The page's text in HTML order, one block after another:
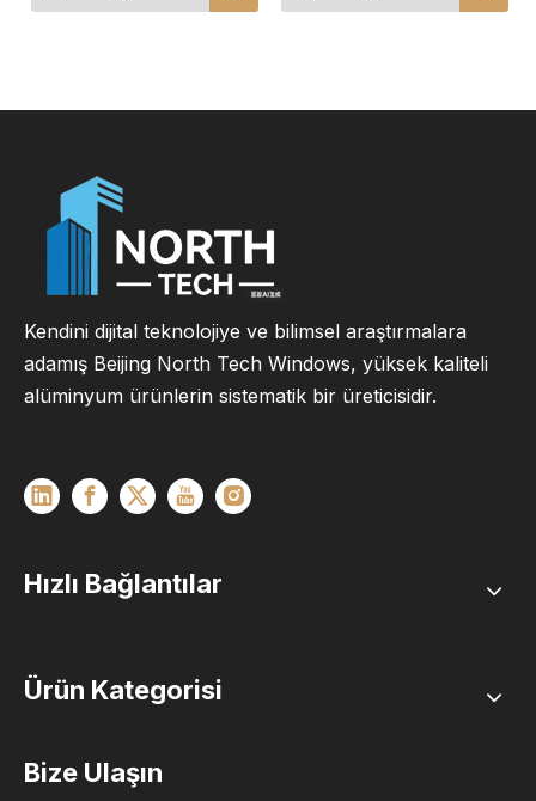
Kendini dijital teknolojiye ve bilimsel araştırmalara
adamış Beijing North Tech Windows, yüksek kaliteli
alüminyum ürünlerin sistematik bir üreticisidir.
Hızlı Bağlantılar
Ürün Kategorisi
Bize Ulaşın